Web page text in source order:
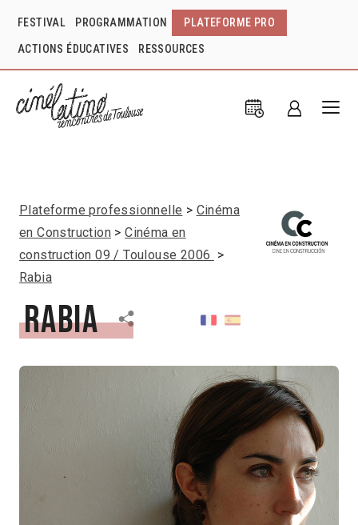
FESTIVAL PROGRAMMATION PLATEFORME PRO
ACTIONS ÉDUCATIVES RESSOURCES
Plateforme professionnelle
Cinéma
en Construction
Cinéma en
construction 09 / Toulouse 2006
Rabia
Rabia